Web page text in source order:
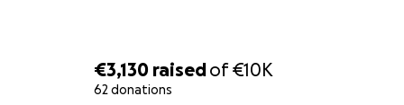
€3,130 raisedof€10K
62 donations